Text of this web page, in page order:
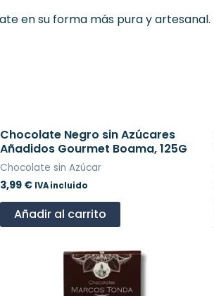
en su forma más pura y artesanal.
Chocolate Negro sin Azúcares
Añadidos Gourmet Boama, 125G
Chocolate sin Azúcar
3,99 € IVA incluido
Añadir al carrito